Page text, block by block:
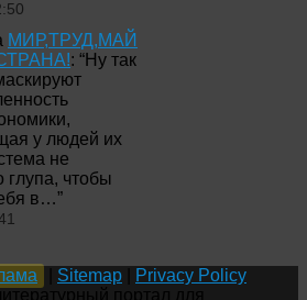
МИР,ТРУД,МАЙ
: “Ну так
у людей их
не
глупа, чтобы
в…”
Sitemap
Privacy Policy